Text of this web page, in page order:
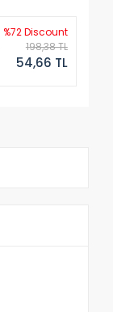
%72 Discount
198,38 TL
54,66 TL